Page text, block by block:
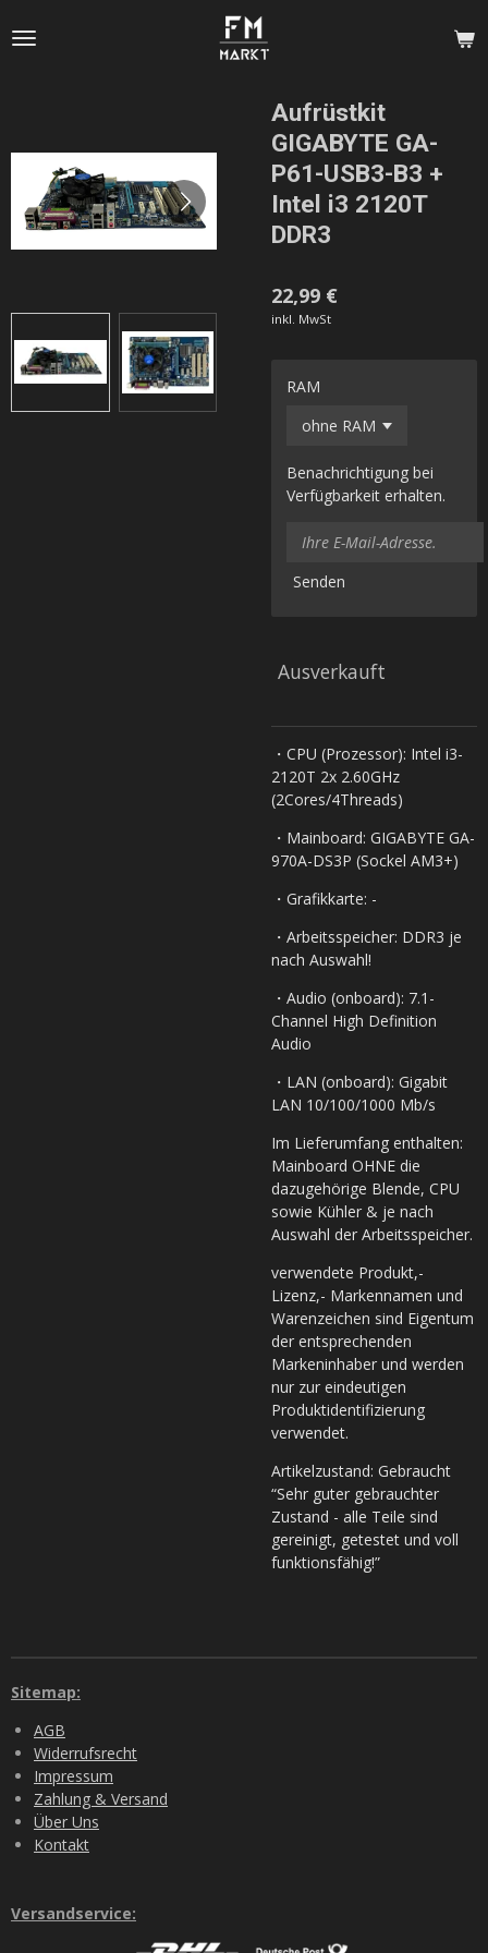
Hauptinhalt
Aufrüstkit
GIGABYTE GA-
P61-USB3-B3 +
Intel i3 2120T
DDR3
22,99 €
inkl. MwSt
RAM
Benachrichtigung bei
Verfügbarkeit erhalten.
Senden
Ausverkauft
・CPU (Prozessor): Intel i3-
2120T 2x 2.60GHz
(2Cores/4Threads)
・Mainboard: GIGABYTE GA-
970A-DS3P (Sockel AM3+)
・Grafikkarte: -
・Arbeitsspeicher: DDR3 je
nach Auswahl!
・Audio (onboard): 7.1-
Channel High Definition
Audio
・LAN (onboard): Gigabit
LAN 10/100/1000 Mb/s
Im Lieferumfang enthalten:
Mainboard OHNE die
dazugehörige Blende, CPU
sowie Kühler & je nach
Auswahl der Arbeitsspeicher.
verwendete Produkt,-
Lizenz,- Markennamen und
Warenzeichen sind Eigentum
der entsprechenden
Markeninhaber und werden
nur zur eindeutigen
Produktidentifizierung
verwendet.
Artikelzustand: Gebraucht
“Sehr guter gebrauchter
Zustand - alle Teile sind
gereinigt, getestet und voll
funktionsfähig!”
Sitemap:
AGB
Widerrufsrecht
Impressum
Zahlung & Versand
Über Uns
Kontakt
Versandservice: